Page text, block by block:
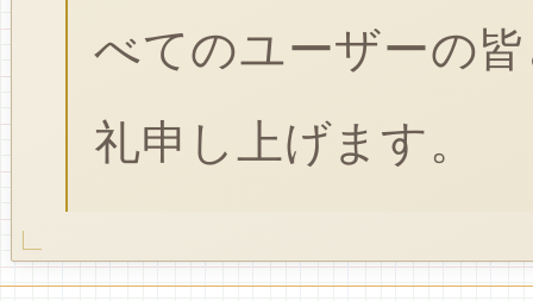
べてのユーザーの
礼申し上げます。